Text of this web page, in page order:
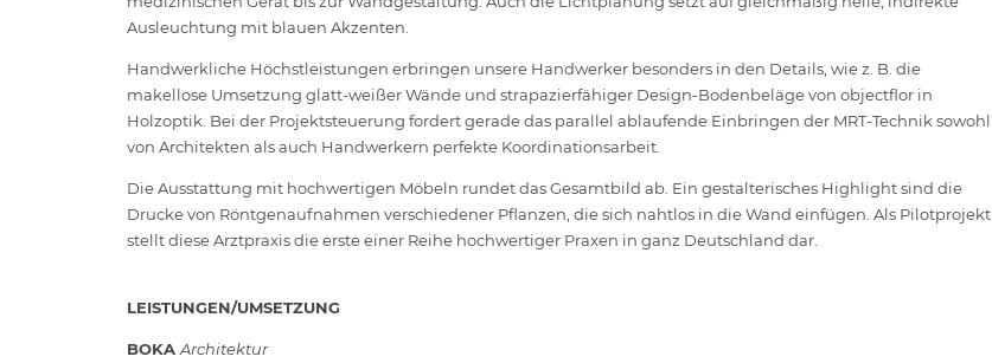
Ausleuchtung mit blauen Akzenten.
Handwerkliche Höchstleistungen erbringen unsere Handwerker besonders in den Details, wie z. B. die
makellose Umsetzung glatt-weißer Wände und strapazierfähiger Design-Bodenbeläge von objectflor in
Holzoptik. Bei der Projektsteuerung fordert gerade das parallel ablaufende Einbringen der MRT-Technik sowohl
von Architekten als auch Handwerkern perfekte Koordinationsarbeit.
Die Ausstattung mit hochwertigen Möbeln rundet das Gesamtbild ab. Ein gestalterisches Highlight sind die
Drucke von Röntgenaufnahmen verschiedener Pflanzen, die sich nahtlos in die Wand einfügen. Als Pilotprojekt
stellt diese Arztpraxis die erste einer Reihe hochwertiger Praxen in ganz Deutschland dar.
LEISTUNGEN/UMSETZUNG
BOKA Architektur